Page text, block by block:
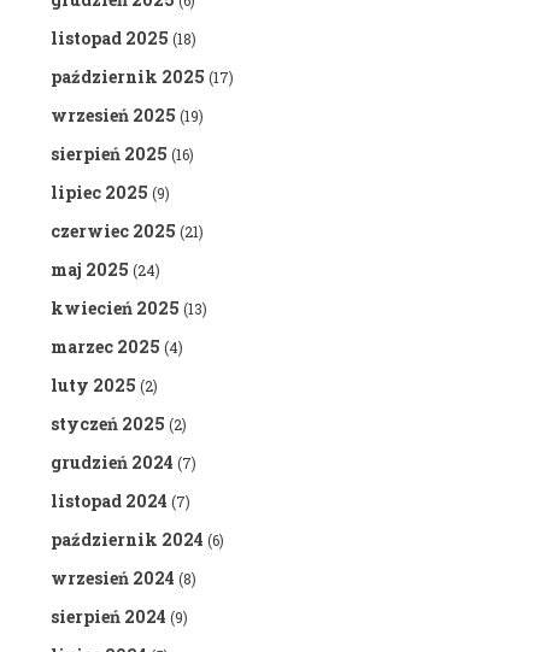
listopad 2025 (18)
październik 2025 (17)
wrzesień 2025 (19)
sierpień 2025 (16)
lipiec 2025 (9)
czerwiec 2025 (21)
maj 2025 (24)
kwiecień 2025 (13)
marzec 2025 (4)
luty 2025 (2)
styczeń 2025 (2)
grudzień 2024 (7)
listopad 2024 (7)
październik 2024 (6)
wrzesień 2024 (8)
sierpień 2024 (9)